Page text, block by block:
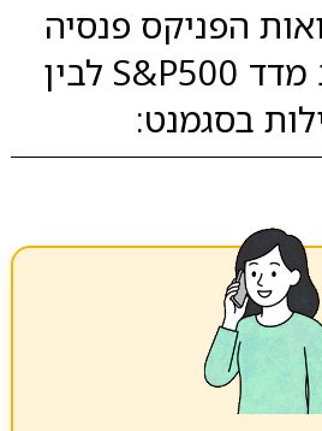
הפניקס פנסיה
מקיפה עוקב מדד S&P500 לבין
בסגמנט: